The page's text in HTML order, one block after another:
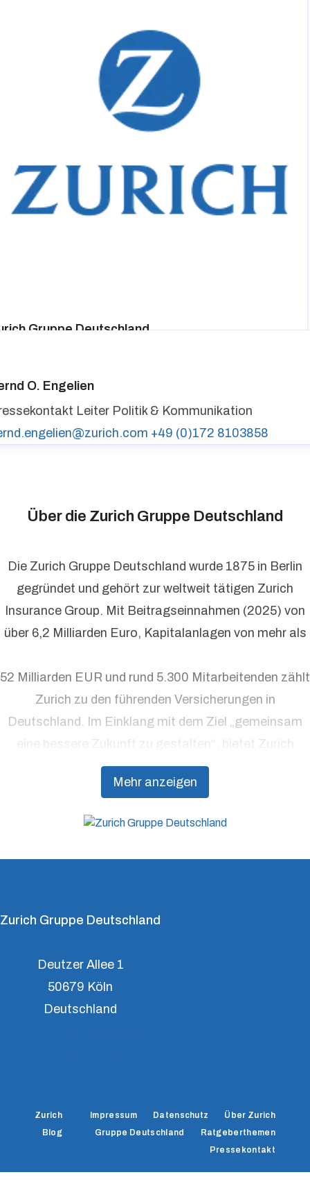
Gruppe Deutschland
O. Engelien
Leiter Politik & Kommunikation
+49 (0)172 8103858
Über die Zurich Gruppe Deutschland
Mehr anzeigen
Die Zurich Gruppe Deutschland wurde 1875 in Berlin
gegründet und gehört zur weltweit tätigen Zurich
Insurance Group. Mit Beitragseinnahmen (2025) von
über 6,2 Milliarden Euro, Kapitalanlagen von mehr als
52 Milliarden EUR und rund 5.300 Mitarbeitenden zählt
Zurich zu den führenden Versicherungen in
Deutschland. Im Einklang mit dem Ziel „gemeinsam
eine bessere Zukunft zu gestalten“, bietet Zurich
Präventionsdienstleistungen an, die über traditionelle
Versicherungsprodukte hinausgehen, um Kunden
Zurich Gruppe Deutschland
Deutzer Allee 1
50679 Köln
Deutschland